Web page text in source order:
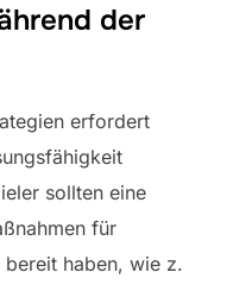
der
erfordert
sollten eine
für
haben, wie z.